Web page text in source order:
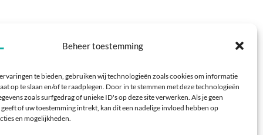
Beheer toestemming
te bieden, gebruiken wij technologieën zoals cookies om informatie
op te slaan en/of te raadplegen. Door in te stemmen met deze technologieën
zoals surfgedrag of unieke ID's op deze site verwerken. Als je geen
of uw toestemming intrekt, kan dit een nadelige invloed hebben op
en mogelijkheden.
Volg ons ook op social
media: